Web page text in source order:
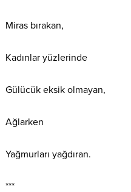
Miras bırakan,
Kadınlar yüzlerinde
Gülücük eksik olmayan,
Ağlarken
Yağmurları yağdıran.
***